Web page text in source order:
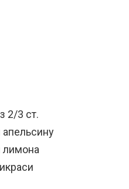
2/3 ст.
апельсину
лимона